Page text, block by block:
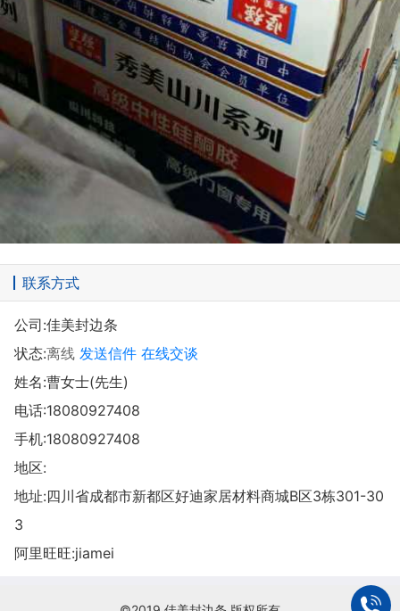
联系方式
公司:佳美封边条
状态:离线 发送信件 在线交谈
姓名:曹女士(先生)
电话:18080927408
手机:18080927408
地区:
地址:四川省成都市新都区好迪家居材料商城B区3栋301-30
3
阿里旺旺:jiamei